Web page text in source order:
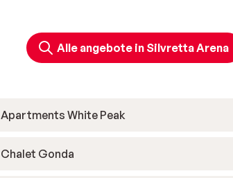
Alle angebote in Silvretta Arena
Apartments White Peak
Chalet Gonda